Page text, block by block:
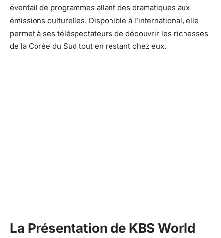
éventail de programmes allant des dramatiques aux
émissions culturelles. Disponible à l’international, elle
permet à ses téléspectateurs de découvrir les richesses
de la Corée du Sud tout en restant chez eux.
La Présentation de KBS World